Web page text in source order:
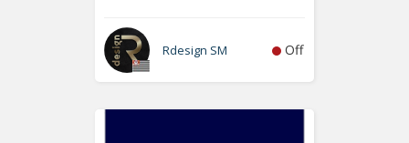
Rdesign SM Off